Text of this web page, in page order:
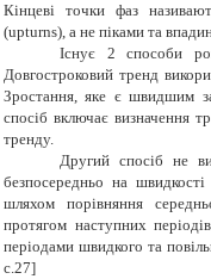
Кінцеві точки фаз
(upturns), а не піками та
Існує 2 способи
Довгостроковий тренд
Зростання, яке є швидшим
спосіб включає визначення
тренду.
Другий спосіб не
безпосередньо на
шляхом порівняння
протягом наступних
періодами швидкого та
с.27]